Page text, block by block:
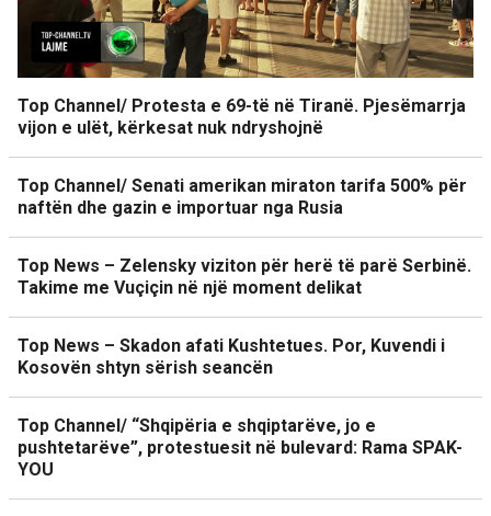
Top Channel/ Protesta e 69-të në Tiranë. Pjesëmarrja
vijon e ulët, kërkesat nuk ndryshojnë
Top Channel/ Senati amerikan miraton tarifa 500% për
naftën dhe gazin e importuar nga Rusia
Top News – Zelensky viziton për herë të parë Serbinë.
Takime me Vuçiçin në një moment delikat
Top News – Skadon afati Kushtetues. Por, Kuvendi i
Kosovën shtyn sërish seancën
Top Channel/ “Shqipëria e shqiptarëve, jo e
pushtetarëve”, protestuesit në bulevard: Rama SPAK-
YOU